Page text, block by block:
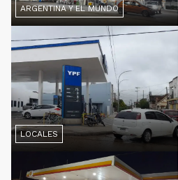
ARGENTINA Y EL MUNDO
LOCALES